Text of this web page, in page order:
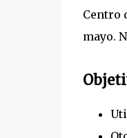
Centro
mayo.